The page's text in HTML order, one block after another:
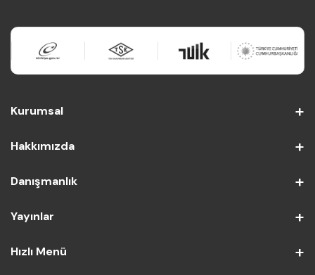
Kurumsal
Hakkımızda
Danışmanlık
Yayınlar
Hızlı Menü